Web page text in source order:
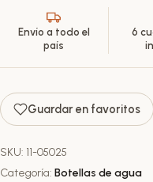
cantidad
Envío a todo el
país
6
Guardar en favoritos
SKU: 11-05025
Categoría: Botellas de agua